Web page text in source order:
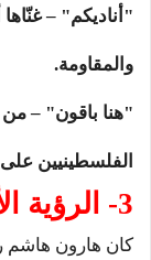
"أناديكم" –
والمقاومة.
"هنا باقون" –
الفلسطينيين
3- الرؤية الأدبية والفكرية:
كان هارون هاشم